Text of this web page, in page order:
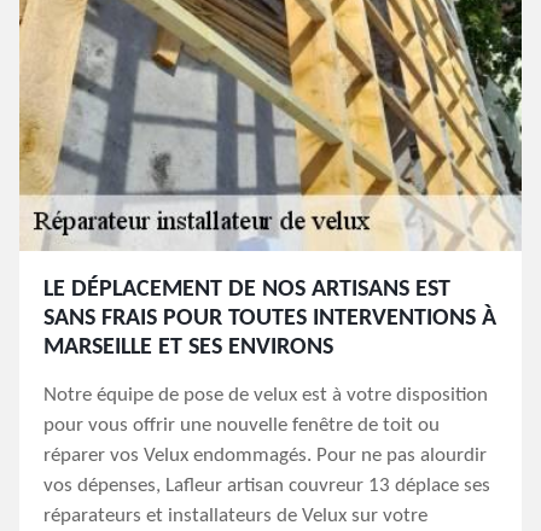
LE DÉPLACEMENT DE NOS ARTISANS EST
SANS FRAIS POUR TOUTES INTERVENTIONS À
MARSEILLE ET SES ENVIRONS
Notre équipe de pose de velux est à votre disposition
pour vous offrir une nouvelle fenêtre de toit ou
réparer vos Velux endommagés. Pour ne pas alourdir
vos dépenses, Lafleur artisan couvreur 13 déplace ses
réparateurs et installateurs de Velux sur votre